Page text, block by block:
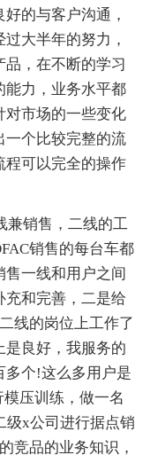
的与客户沟通，
大半年的努力，
，在不断的学习
能力，业务水平都
对市场的一些变化
一个比较完整的流
程可以完全的操作
兼销售，二线的工
销售的每台车都
一线和用户之间
充和完善，二是给
线的岗位上工作了
是良好，我服务的
多个!这么多用户是
压训练，做一名
级x公司进行据点销
竞品的业务知识，